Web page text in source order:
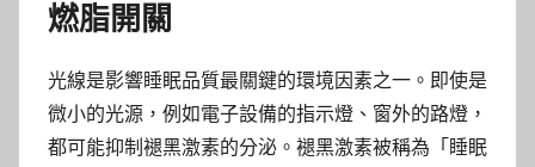
燃脂開關
光線是影響睡眠品質最關鍵的環境因素之一。即使是
微小的光源，例如電子設備的指示燈、窗外的路燈，
都可能抑制褪黑激素的分泌。褪黑激素被稱為「睡眠